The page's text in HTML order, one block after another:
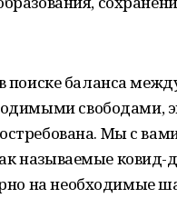
поиске баланса
свободами,
Мы с
называемые ковид-
на необходимые